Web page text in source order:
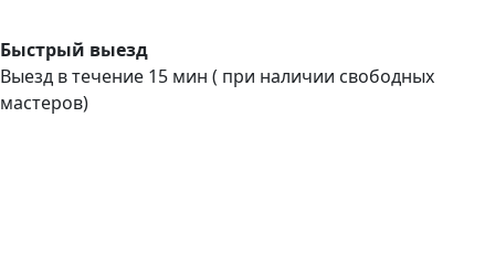
Быстрый выезд
Выезд в течение 15 мин ( при наличии свободных
мастеров)